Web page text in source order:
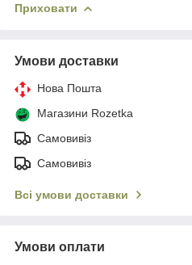
Приховати
Умови доставки
Нова Пошта
Магазини Rozetka
Самовивіз
Самовивіз
Всі умови доставки
Умови оплати